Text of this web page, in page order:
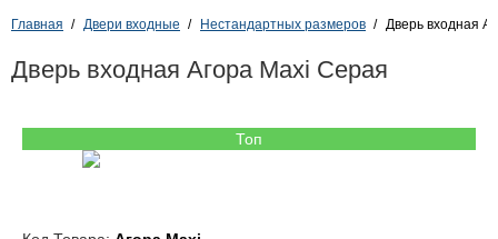
Главная Двери входные Нестандартных размеров Дверь входная
Дверь входная Агора Maxi Серая
Топ